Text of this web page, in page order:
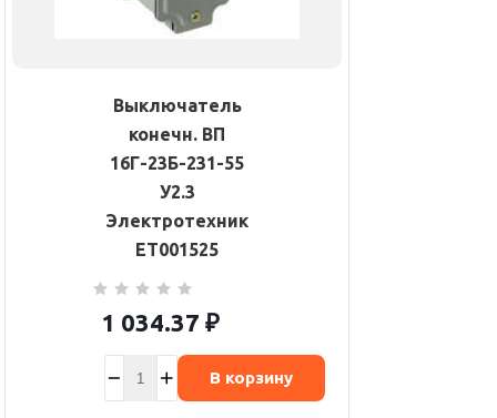
Выключатель
конечн. ВП
16Г-23Б-231-55
У2.3
Электротехник
ET001525
1 034.37 ₽
В корзину